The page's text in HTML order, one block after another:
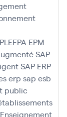
EPM
SAP
SAP ERP
erp sap esb
public